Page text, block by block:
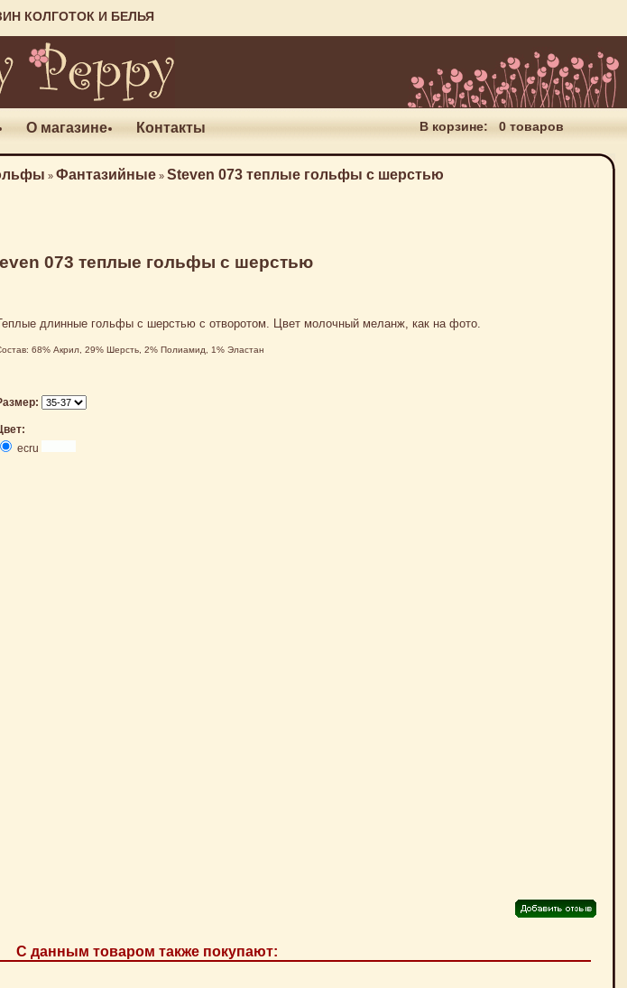
КОЛГОТОК И БЕЛЬЯ
О магазине Контакты В корзине: 0 товаров
» Фантазийные» Steven 073 теплые гольфы с шерстью
073 теплые гольфы с шерстью
длинные гольфы с шерстью с отворотом. Цвет молочный меланж, как на фото.
68% Акрил, 29% Шерсть, 2% Полиамид, 1% Эластан
ecru
С данным товаром также покупают: